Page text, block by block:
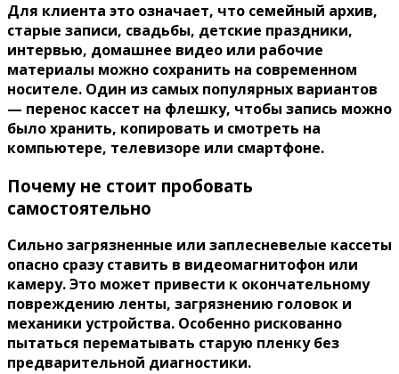
Для клиента это означает, что семейный архив,
старые записи, свадьбы, детские праздники,
интервью, домашнее видео или рабочие
материалы можно сохранить на современном
носителе. Один из самых популярных вариантов
— перенос кассет на флешку, чтобы запись можно
было хранить, копировать и смотреть на
компьютере, телевизоре или смартфоне.
Почему не стоит пробовать
самостоятельно
Сильно загрязненные или заплесневелые кассеты
опасно сразу ставить в видеомагнитофон или
камеру. Это может привести к окончательному
повреждению ленты, загрязнению головок и
механики устройства. Особенно рискованно
пытаться перематывать старую пленку без
предварительной диагностики.